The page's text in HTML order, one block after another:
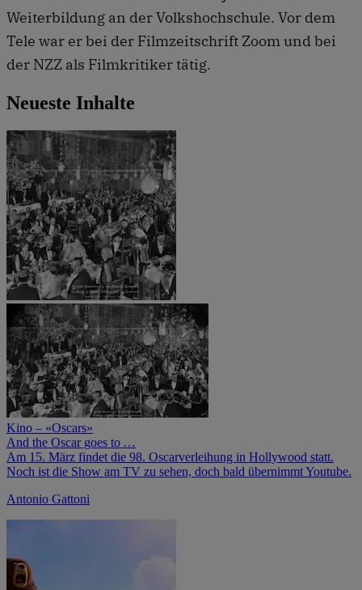
Weiterbildung an der Volkshochschule. Vor dem
Tele war er bei der Filmzeitschrift Zoom und bei
der NZZ als Filmkritiker tätig.
Neueste Inhalte
Kino – «Oscars»
And the Oscar goes to …
Am 15. März findet die 98. Oscarverleihung in Hollywood statt.
Noch ist die Show am TV zu sehen, doch bald übernimmt Youtube.
Antonio Gattoni